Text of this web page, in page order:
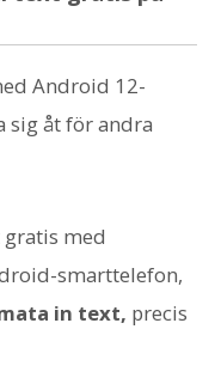
Android 12-
sig åt för andra
med
smarttelefon,
in text, precis